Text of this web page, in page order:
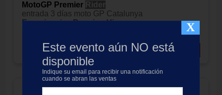
X
Este evento aún NO está
disponible
Indique su email para recibir una notificación
cuando se abran las ventas
MotoGP Premier Rider
entrada 3 días moto GP Catalunya
Experiencias Premier: Viernes
Añadir a cesta
409.00
MotoGP Premier Trophy Montmelo